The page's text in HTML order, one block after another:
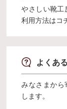
やさしい靴工
利用方法はコ
よくあ
みなさまから
します。